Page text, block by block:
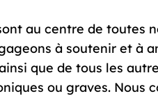
au centre de toutes
à soutenir et à
que de tous les
ou graves. Nous